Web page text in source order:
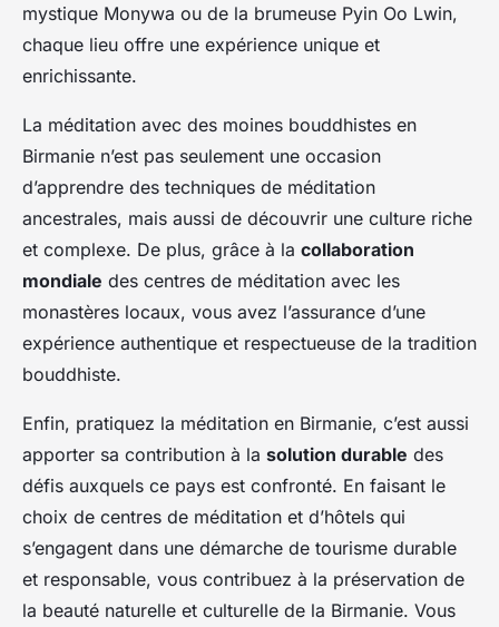
mystique Monywa ou de la brumeuse Pyin Oo Lwin,
chaque lieu offre une expérience unique et
enrichissante.
La méditation avec des moines bouddhistes en
Birmanie n’est pas seulement une occasion
d’apprendre des techniques de méditation
ancestrales, mais aussi de découvrir une culture riche
et complexe. De plus, grâce à la collaboration
mondiale des centres de méditation avec les
monastères locaux, vous avez l’assurance d’une
expérience authentique et respectueuse de la tradition
bouddhiste.
Enfin, pratiquez la méditation en Birmanie, c’est aussi
apporter sa contribution à la solution durable des
défis auxquels ce pays est confronté. En faisant le
choix de centres de méditation et d’hôtels qui
s’engagent dans une démarche de tourisme durable
et responsable, vous contribuez à la préservation de
la beauté naturelle et culturelle de la Birmanie. Vous